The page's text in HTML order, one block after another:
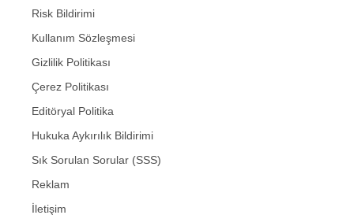
Risk Bildirimi
Kullanım Sözleşmesi
Gizlilik Politikası
Çerez Politikası
Editöryal Politika
Hukuka Aykırılık Bildirimi
Sık Sorulan Sorular (SSS)
Reklam
İletişim